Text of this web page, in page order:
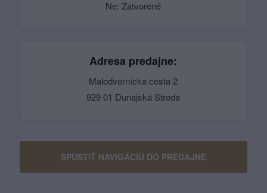
Ne: Zatvorené
Adresa predajne:
Malodvornícka cesta 2
929 01 Dunajská Streda
SPUSTIŤ NAVIGÁCIU DO PREDAJNE